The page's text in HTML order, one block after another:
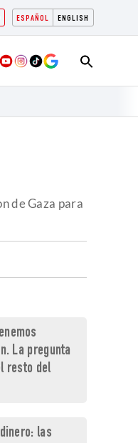
ESPAÑOL ENGLISH
de Gaza para
La pregunta
resto del
las